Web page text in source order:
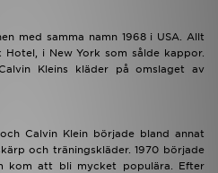
med samma namn 1968 i USA. Allt
i New York som sålde kappor.
Kleins kläder på omslaget av
Calvin Klein började bland annat
och träningskläder. 1970 började
kom att bli mycket populära. Efter